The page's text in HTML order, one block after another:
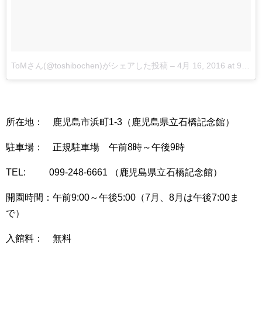
ToMさん(@toshibochen)がシェアした投稿 – 4月 16, 2016 at 9:39午後 PDT
所在地： 鹿児島市浜町1-3（鹿児島県立石橋記念館）
駐車場： 正規駐車場 午前8時～午後9時
TEL: 099-248-6661 （鹿児島県立石橋記念館）
開園時間：午前9:00～午後5:00（7月、8月は午後7:00ま
で）
入館料： 無料